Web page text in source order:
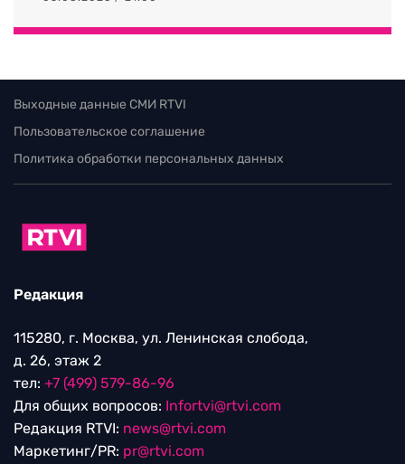
Выходные данные СМИ RTVI
Пользовательское соглашение
Политика обработки персональных данных
Редакция
115280, г. Москва, ул. Ленинская слобода,
д. 26, этаж 2
тел: +7 (499) 579-86-96
Для общих вопросов: Infortvi@rtvi.com
Редакция RTVI: news@rtvi.com
Маркетинг/PR: pr@rtvi.com